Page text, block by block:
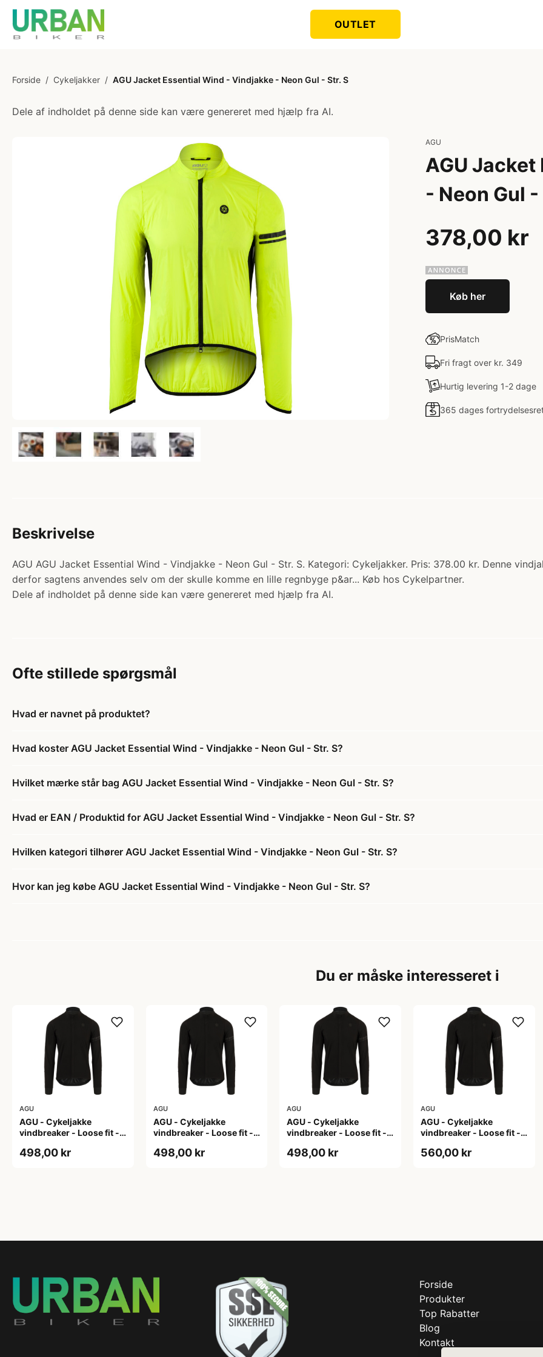
OUTLET
Forside / Cykeljakker / AGU Jacket Essential Wind - Vindjakke - Neon Gul - Str. S
Dele af indholdet på denne side kan være genereret med hjælp fra AI.
AGU
AGU
- Neon Gul -
378,00 kr
Køb her
PrisMatch
Fri fragt over kr. 349
Hurtig levering 1-2 dage
365 dages
Beskrivelse
AGU AGU Jacket Essential Wind - Vindjakke - Neon Gul - Str. S. Kategori: Cykeljakker. Pris: 378.00 kr. Denne
derfor sagtens anvendes selv om der skulle komme en lille regnbyge p&ar... Køb hos Cykelpartner.
Dele af indholdet på denne side kan være genereret med hjælp fra AI.
Ofte stillede spørgsmål
Hvad er navnet på produktet?
Hvad koster AGU Jacket Essential Wind - Vindjakke - Neon Gul - Str. S?
Hvilket mærke står bag AGU Jacket Essential Wind - Vindjakke - Neon Gul - Str. S?
Hvad er EAN / Produktid for AGU Jacket Essential Wind - Vindjakke - Neon Gul - Str. S?
Hvilken kategori tilhører AGU Jacket Essential Wind - Vindjakke - Neon Gul - Str. S?
Hvor kan jeg købe AGU Jacket Essential Wind - Vindjakke - Neon Gul - Str. S?
Du er måske interesseret i
AGU
AGU - Cykeljakke
vindbreaker - Loose fit -
498,00 kr
AGU
AGU - Cykeljakke
vindbreaker - Loose fit -
498,00 kr
AGU
AGU - Cykeljakke
vindbreaker - Loose fit -
498,00 kr
AGU
AGU - Cykeljakke
vindbreaker - Loose fit -
560,00 kr
Forside
Produkter
Top Rabatter
Blog
Kontakt